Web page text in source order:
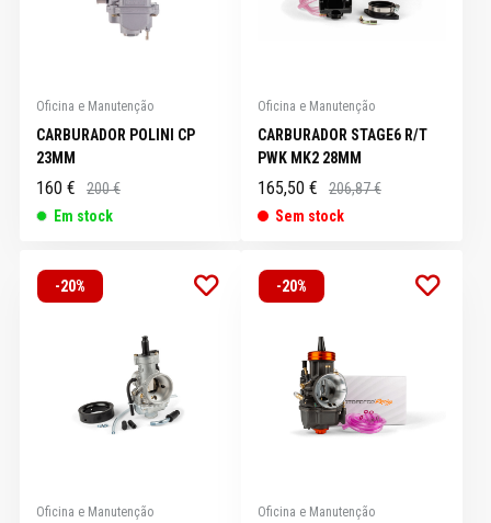
Oficina e Manutenção
CARBURADOR POLINI CP
23MM
160 €
200 €
Em stock
Oficina e Manutenção
CARBURADOR STAGE6 R/T
PWK MK2 28MM
165,50 €
206,87 €
Sem stock
-20%
Oficina e Manutenção
-20%
Oficina e Manutenção